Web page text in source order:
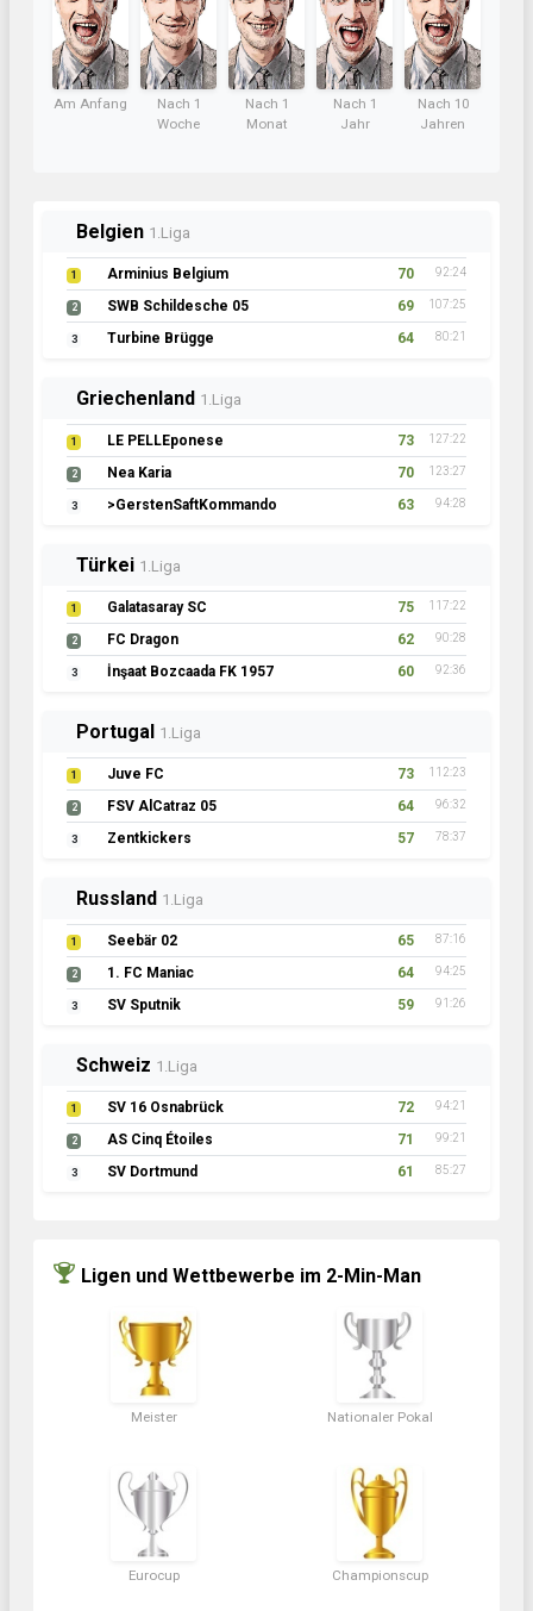
Am Anfang
Nach 1
Woche
Nach 1
Monat
Nach 1
Jahr
Nach 10
Jahren
Belgien 1.Liga
1 Arminius Belgium 70 92:24
2 SWB Schildesche 05 69 107:25
3 Turbine Brügge 64 80:21
Griechenland 1.Liga
1 LE PELLEponese 73 127:22
2 Nea Karia 70 123:27
3 >GerstenSaftKommando 63 94:28
Türkei 1.Liga
1 Galatasaray SC 75 117:22
2 FC Dragon 62 90:28
3 İnşaat Bozcaada FK 1957 60 92:36
Portugal 1.Liga
1 Juve FC 73 112:23
2 FSV AlCatraz 05 64 96:32
3 Zentkickers 57 78:37
Russland 1.Liga
1 Seebär 02 65 87:16
2 1. FC Maniac 64 94:25
3 SV Sputnik 59 91:26
Schweiz 1.Liga
1 SV 16 Osnabrück 72 94:21
2 AS Cinq Étoiles 71 99:21
3 SV Dortmund 61 85:27
Ligen und Wettbewerbe im 2-Min-Man
Meister Nationaler Pokal
Eurocup Championscup